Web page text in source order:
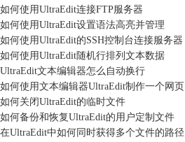
如何使用UltraEdit连接FTP服务器
如何使用UltraEdit设置语法高亮并管理
如何使用UltraEdit的SSH控制台连接服务器
如何使用UltraEdit随机行排列文本数据
UltraEdit文本编辑器怎么自动换行
如何使用文本编辑器UltraEdit制作一个网页
如何关闭UltraEdit的临时文件
如何备份和恢复UltraEdit的用户定制文件
在UltraEdit中如何同时获得多个文件的路径